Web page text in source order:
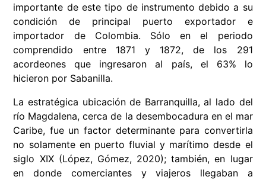
importante de este tipo de instrumento debido a su
condición de principal puerto exportador e
importador de Colombia. Sólo en el periodo
comprendido entre 1871 y 1872, de los 291
acordeones que ingresaron al país, el 63% lo
hicieron por Sabanilla.
La estratégica ubicación de Barranquilla, al lado del
río Magdalena, cerca de la desembocadura en el mar
Caribe, fue un factor determinante para convertirla
no solamente en puerto fluvial y marítimo desde el
siglo XIX (López, Gómez, 2020); también, en lugar
en donde comerciantes y viajeros llegaban a